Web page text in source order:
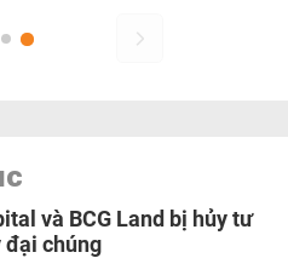
và BCG Land bị hủy tư
đại chúng